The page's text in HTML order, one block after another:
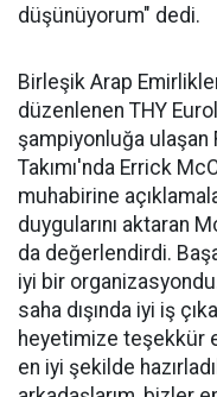
düşünüyorum" dedi.
Birleşik Arap
düzenlenen THY
şampiyonluğa ulaşan
Takımı'nda Errick
muhabirine
duygularını aktaran
da değerlendirdi.
iyi bir
saha dışında iyi iş
heyetimize teşekkür
en iyi şekilde